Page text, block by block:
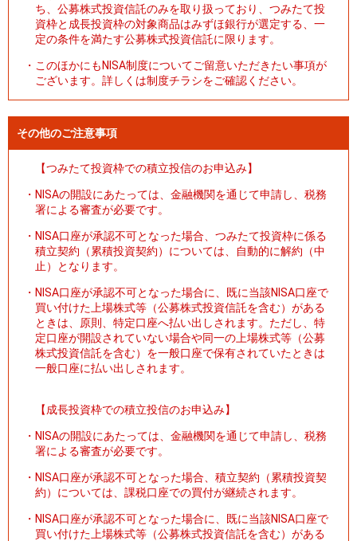
ち、公募株式投資信託のみを取り扱っており、つみたて投
資枠と成長投資枠の対象商品はみずほ銀行が選定する、一
定の条件を満たす公募株式投資信託に限ります。
・ このほかにもNISA制度についてご留意いただきたい事項が
ございます。詳しくは制度チラシをご確認ください。
その他のご注意事項
【つみたて投資枠での積立投信のお申込み】
・ NISAの開設にあたっては、金融機関を通じて申請し、税務
署による審査が必要です。
・ NISA口座が承認不可となった場合、つみたて投資枠に係る
積立契約（累積投資契約）については、自動的に解約（中
止）となります。
・ NISA口座が承認不可となった場合に、既に当該NISA口座で
買い付けた上場株式等（公募株式投資信託を含む）がある
ときは、原則、特定口座へ払い出しされます。ただし、特
定口座が開設されていない場合や同一の上場株式等（公募
株式投資信託を含む）を一般口座で保有されていたときは
一般口座に払い出しされます。
【成長投資枠での積立投信のお申込み】
・ NISAの開設にあたっては、金融機関を通じて申請し、税務
署による審査が必要です。
・ NISA口座が承認不可となった場合、積立契約（累積投資契
約）については、課税口座での買付が継続されます。
・ NISA口座が承認不可となった場合に、既に当該NISA口座で
買い付けた上場株式等（公募株式投資信託を含む）がある